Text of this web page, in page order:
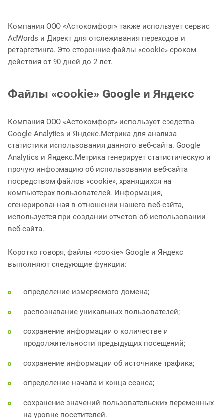
Компания ООО «Астокомфорт» также использует сервис
AdWords и Директ для отслеживания переходов и
ретаргетинга. Это сторонние файлы «cookie» сроком
действия от 90 дней до 2 лет.
Файлы «cookie» Google и Яндекс
Компания ООО «Астокомфорт» использует средства
Google Analytics и Яндекс.Метрика для анализа
статистики использования данного веб-сайта. Google
Analytics и Яндекс.Метрика генерирует статистическую и
прочую информацию об использовании веб-сайта
посредством файлов «cookie», хранящихся на
компьютерах пользователей. Информация,
сгенерированная в отношении нашего веб-сайта,
используется при создании отчетов об использовании
веб-сайта.
Коротко говоря, файлы «cookie» Google и Яндекс
выполняют следующие функции:
определение измеряемого домена;
распознавание уникальных пользователей;
сохранение информации о количестве и
продолжительности предыдущих посещений;
сохранение информации об источнике трафика;
определение начала и конца сеанса;
сохранение значений пользовательских переменных
на уровне посетителей.